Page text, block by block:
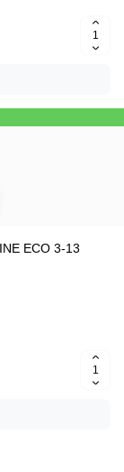
ЕСО 3-13